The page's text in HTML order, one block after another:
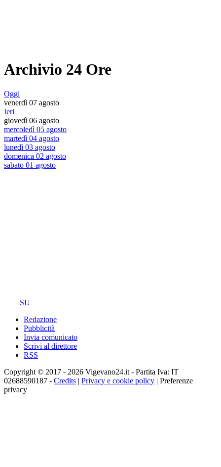
Archivio 24 Ore
Oggi
venerdì 07 agosto
Ieri
giovedì 06 agosto
mercoledì 05 agosto
martedì 04 agosto
lunedì 03 agosto
domenica 02 agosto
sabato 01 agosto
SU
Redazione
Pubblicità
Invia comunicato
Scrivi al direttore
RSS
Copyright © 2017 - 2026 Vigevano24.it - Partita Iva: IT
02688590187 - Credits | Privacy e cookie policy | Preferenze
privacy